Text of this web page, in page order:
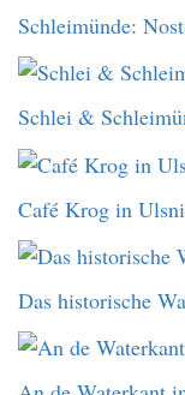
Schleimünde:
Schlei &
Café Krog in
Das historische